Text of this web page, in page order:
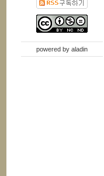
powered by aladin